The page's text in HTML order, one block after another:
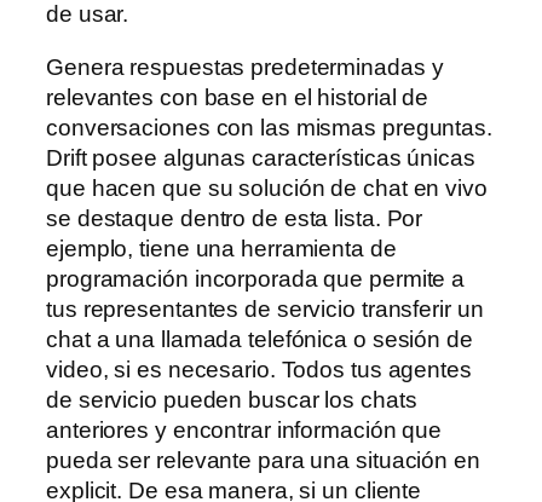
de usar.
Genera respuestas predeterminadas y
relevantes con base en el historial de
conversaciones con las mismas preguntas.
Drift posee algunas características únicas
que hacen que su solución de chat en vivo
se destaque dentro de esta lista. Por
ejemplo, tiene una herramienta de
programación incorporada que permite a
tus representantes de servicio transferir un
chat a una llamada telefónica o sesión de
video, si es necesario. Todos tus agentes
de servicio pueden buscar los chats
anteriores y encontrar información que
pueda ser relevante para una situación en
explicit. De esa manera, si un cliente